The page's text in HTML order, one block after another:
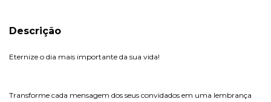
Descrição
Eternize o dia mais importante da sua vida!
Transforme cada mensagem dos seus convidados em uma lembrança